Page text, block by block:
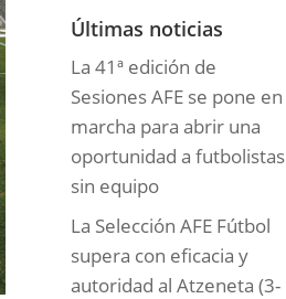
r
a
s
Últimas noticias
La 41ª edición de
Sesiones AFE se pone en
marcha para abrir una
oportunidad a futbolistas
sin equipo
La Selección AFE Fútbol
supera con eficacia y
autoridad al Atzeneta (3-